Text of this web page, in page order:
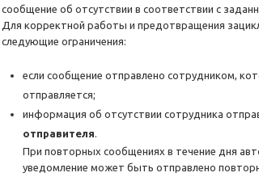
сообщение об отсутствии в соответствии с
Для корректной работы и предотвращения
следующие ограничения:
если сообщение отправлено сотрудником,
отправляется;
информация об отсутствии сотрудника
отправителя.
При повторных сообщениях в течение дня
уведомление может быть отправлено